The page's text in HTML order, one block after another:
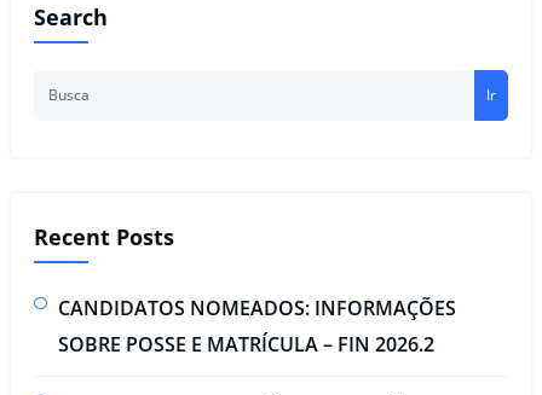
Search
Ir
Recent Posts
CANDIDATOS NOMEADOS: INFORMAÇÕES
SOBRE POSSE E MATRÍCULA – FIN 2026.2